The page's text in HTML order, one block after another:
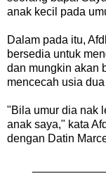
anak kecil pada
Dalam pada itu,
bersedia untuk
dan mungkin akan
mencecah usia
"Bila umur dia nak
anak saya," kata
dengan Datin